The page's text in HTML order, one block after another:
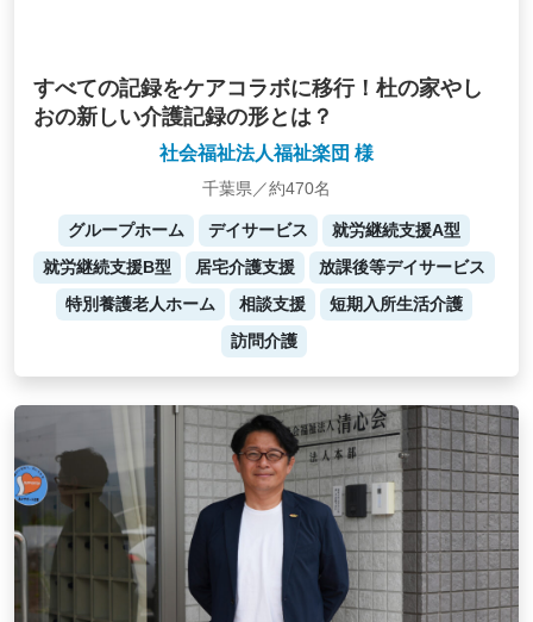
すべての記録をケアコラボに移行！杜の家やし
おの新しい介護記録の形とは？
社会福祉法人福祉楽団 様
千葉県／約470名
グループホーム デイサービス
就労継続支援A型
就労継続支援B型
居宅介護支援
放課後等デイサービス
特別養護老人ホーム
相談支援
短期入所生活介護
訪問介護